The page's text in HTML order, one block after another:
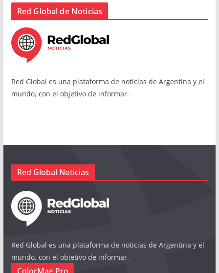
Red Global de Noticias
Red Global es una plataforma de noticias de Argentina y el
mundo, con el objetivo de informar.
Red Global Noticias
Red Global es una plataforma de noticias de Argentina y el
mundo, con el objetivo de informar.